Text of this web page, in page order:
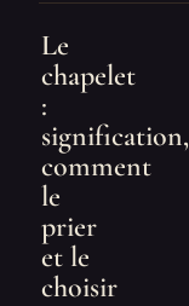
Le
chapelet
:
signification,
comment
le
prier
et le
choisir